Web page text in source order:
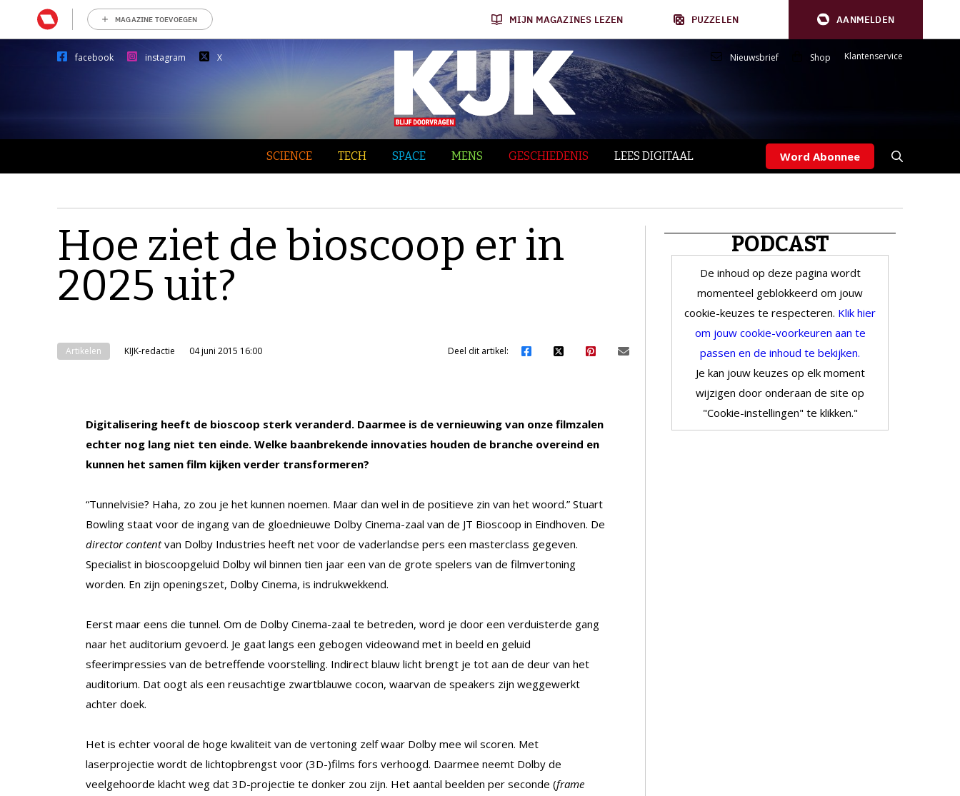
MAGAZINE TOEVOEGEN MIJN MAGAZINES LEZEN PUZZELEN AANMELDEN
facebook instagram X Nieuwsbrief Shop Klantenservice
SCIENCE TECH SPACE MENS GESCHIEDENIS LEES DIGITAAL Word Abonnee
Hoe ziet de bioscoop er in
2025 uit?
Artikelen KIJK-redactie 04 juni 2015 16:00 Deel dit artikel:
Digitalisering heeft de bioscoop sterk veranderd. Daarmee is de vernieuwing van onze filmzalen
echter nog lang niet ten einde. Welke baanbrekende innovaties houden de branche overeind en
kunnen het samen film kijken verder transformeren?
“Tunnelvisie? Haha, zo zou je het kunnen noemen. Maar dan wel in de positieve zin van het woord.” Stuart
Bowling staat voor de ingang van de gloednieuwe Dolby Cinema-zaal van de JT Bioscoop in Eindhoven. De
director contentvan Dolby Industries heeft net voor de vaderlandse pers een masterclass gegeven.
Specialist in bioscoopgeluid Dolby wil binnen tien jaar een van de grote spelers van de filmvertoning
worden. En zijn openingszet, Dolby Cinema, is indrukwekkend.
Eerst maar eens die tunnel. Om de Dolby Cinema-zaal te betreden, word je door een verduisterde gang
naar het auditorium gevoerd. Je gaat langs een gebogen videowand met in beeld en geluid
sfeerimpressies van de betreffende voorstelling. Indirect blauw licht brengt je tot aan de deur van het
auditorium. Dat oogt als een reusachtige zwartblauwe cocon, waarvan de speakers zijn weggewerkt
achter doek.
Het is echter vooral de hoge kwaliteit van de vertoning zelf waar Dolby mee wil scoren. Met
laserprojectie wordt de lichtopbrengst voor (3D-)films fors verhoogd. Daarmee neemt Dolby de
veelgehoorde klacht weg dat 3D-projectie te donker zou zijn. Het aantal beelden per seconde (frame
PODCAST
De inhoud op deze pagina wordt
momenteel geblokkeerd om jouw
cookie-keuzes te respecteren. Klik hier
om jouw cookie-voorkeuren aan te
passen en de inhoud te bekijken.
Je kan jouw keuzes op elk moment
wijzigen door onderaan de site op
"Cookie-instellingen" te klikken."